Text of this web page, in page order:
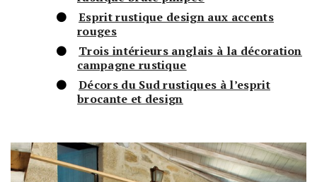
Esprit rustique design aux accents
rouges
Trois intérieurs anglais à la décoration
campagne rustique
Décors du Sud rustiques à l’esprit
brocante et design